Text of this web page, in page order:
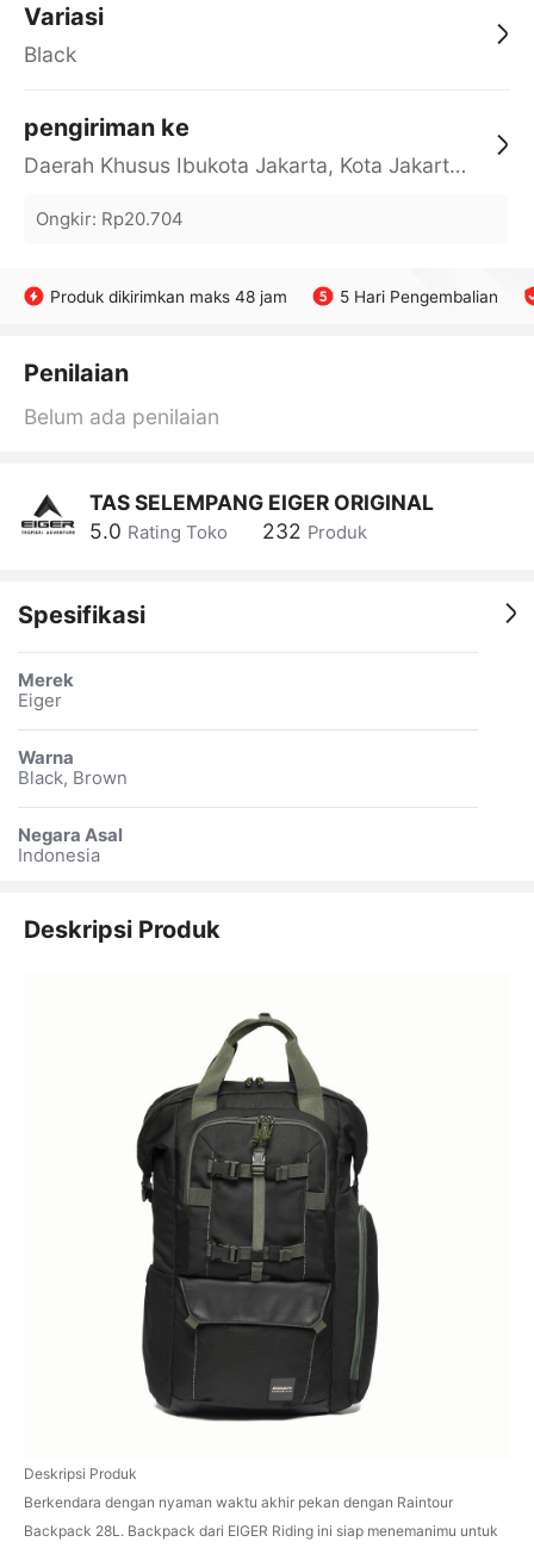
Variasi
Black
pengiriman ke
Daerah Khusus Ibukota Jakarta, Kota Jakarta Barat, Cengkareng, yy
Ongkir: Rp20.704
Produk dikirimkan maks 48 jam 5 Hari Pengembalian
Penilaian
Belum ada penilaian
TAS SELEMPANG EIGER ORIGINAL
5.0 Rating Toko 232 Produk
Spesifikasi
Merek
Eiger
Warna
Black, Brown
Negara Asal
Indonesia
Deskripsi Produk
Deskripsi Produk
Berkendara dengan nyaman waktu akhir pekan dengan Raintour
Backpack 28L. Backpack dari EIGER Riding ini siap menemanimu untuk